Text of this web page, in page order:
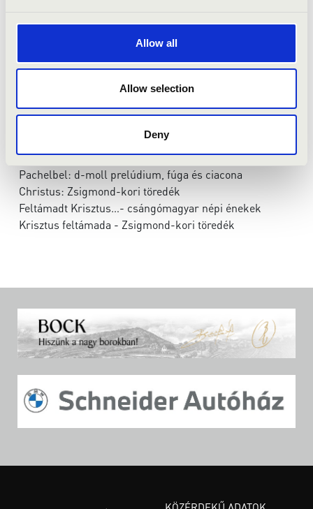
Allow all
Allow selection
Deny
Mária, Mária… (székely népi ének)
Mariam matrem (középkori ének - Llibre Vermell de
Pachelbel: Magnificat Primi Toni
Mariam matrem (középkori ének - Llibre Vermell de
Montserrat)
Paradicsom kőkertjibe' - székely népi ének
Jövel Szentlélek Úristen
Pachelbel: d-moll prelúdium, fúga és ciacona
Christus: Zsigmond-kori töredék
Feltámadt Krisztus…- csángómagyar népi énekek
Krisztus feltámada - Zsigmond-kori töredék